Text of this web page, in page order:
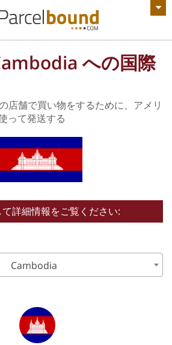
のお知らせを見る
への国際
店舗で買い物をするために、アメリ
って発送する
詳細情報をご覧ください:
Cambodia